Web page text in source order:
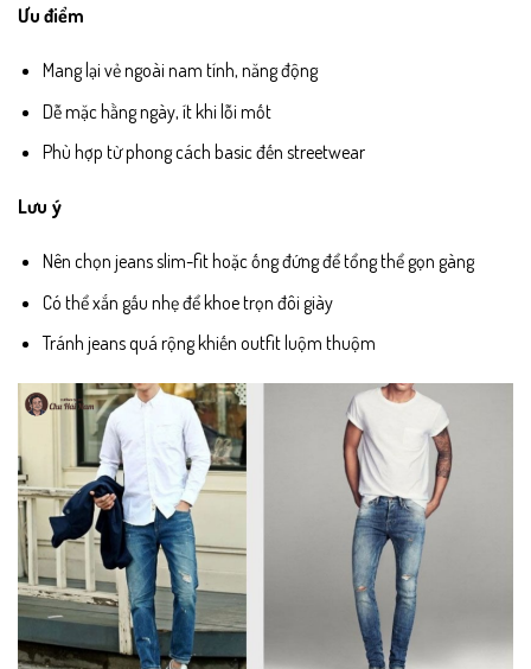
Ưu điểm
Mang lại vẻ ngoài nam tính, năng động
Dễ mặc hằng ngày, ít khi lỗi mốt
Phù hợp từ phong cách basic đến streetwear
Lưu ý
Nên chọn jeans slim-fit hoặc ống đứng để tổng thể gọn gàng
Có thể xắn gấu nhẹ để khoe trọn đôi giày
Tránh jeans quá rộng khiến outfit luộm thuộm